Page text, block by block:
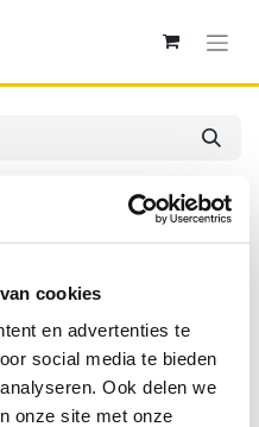
cookies
en advertenties te
social media te bieden
Ook delen we
onze site met onze
25-pack